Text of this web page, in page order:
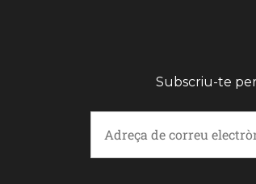
Subscriu-te